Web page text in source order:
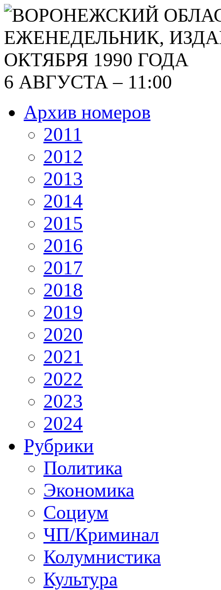
6 АВГУСТА – 11:00
Архив номеров
2011
2012
2013
2014
2015
2016
2017
2018
2019
2020
2021
2022
2023
2024
Рубрики
Политика
Экономика
Социум
ЧП/Криминал
Колумнистика
Культура